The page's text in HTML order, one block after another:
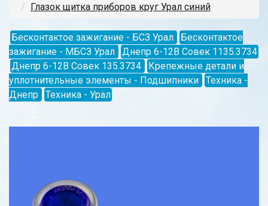
Глазок щитка приборов круг Урал синий
Бесконтактое зажигание - БСЗ Урал
Бесконтактое
зажигание - МБСЗ Урал
Днепр 6-12В Совек 1135.3734
Днепр 6-12В Совек 135.3734
Крепежные детали и
уплотнительные элементы - Подшипники
Техника -
Днепр
Техника - Урал